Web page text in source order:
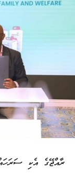
ރާއްޖޭގެ އެކި